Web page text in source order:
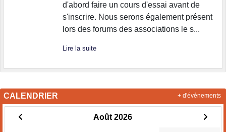
d'abord faire un cours d'essai avant de
s'inscrire. Nous serons également présent
lors des forums des associations le s...
Lire la suite
CALENDRIER
Août 2026
+ d'évènements